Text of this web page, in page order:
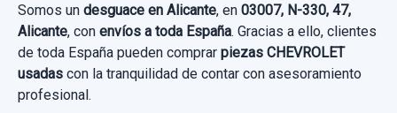
Garantía 1 año
Ref:436046 OEM:25937972
14,87 €
Somos un desguace en Alicante, en 03007, N-330, 47,
Alicante, con envíos a toda España. Gracias a ello, clientes
de toda España pueden comprar piezas CHEVROLET
usadas con la tranquilidad de contar con asesoramiento
profesional.